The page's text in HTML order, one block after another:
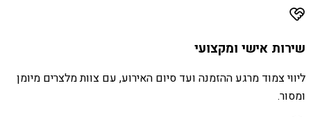
שירות אישי ומקצועי
ליווי צמוד מרגע ההזמנה ועד סיום האירוע, עם צוות מלצרים מיומן
ומסור.